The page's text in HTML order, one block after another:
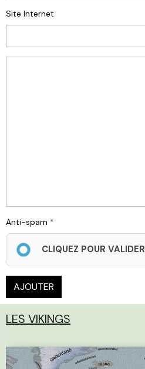
Site Internet
Anti-spam
CLIQUEZ POUR VALIDER
AJOUTER
LES VIKINGS